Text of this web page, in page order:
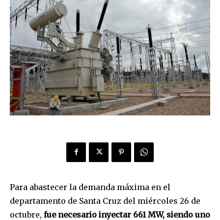
Para abastecer la demanda máxima en el
departamento de Santa Cruz del miércoles 26 de
octubre, fue necesario inyectar 661 MW, siendo uno